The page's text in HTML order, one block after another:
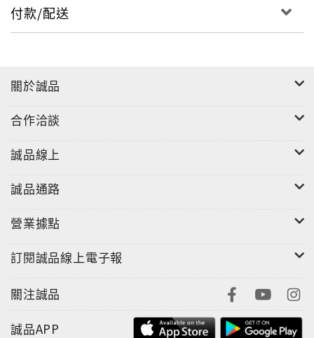
付款/配送
關於誠品
合作洽談
誠品線上
誠品通路
營業據點
訂閱誠品線上電子報
關注誠品
誠品APP